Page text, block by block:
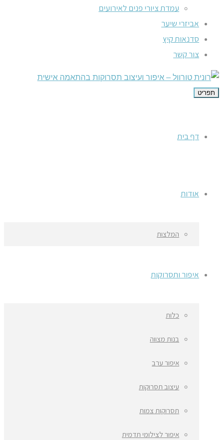
עמדת ציורי פנים לאירועים
אביזרי שיער
סדנאות קיץ
צור קשר
תפריט
דף בית
אודות
המלצות
איפור ותסרוקות
כלות
בנות מצווה
איפור ערב
עיצוב תסרוקות
תסרוקות צמות
איפור לצילומי תדמית